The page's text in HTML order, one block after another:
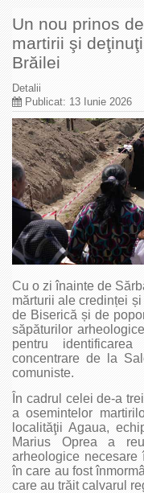
Un nou prinos
martirii şi
Brăilei
Detalii
Publicat: 13 Iunie 2026
Cu o zi înainte de
mărturii ale credinței
de Biserică și de
săpăturilor
pentru
concentrare de la
comuniste.
În cadrul celei de-a
a osemintelor
localităţii Agaua,
Marius Oprea a
arheologice necesare
în care au fost
care au trăit calvarul